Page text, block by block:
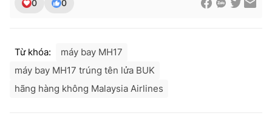
0 0
Từ khóa:
máy bay MH17
máy bay MH17 trúng tên lửa BUK
hãng hàng không Malaysia Airlines